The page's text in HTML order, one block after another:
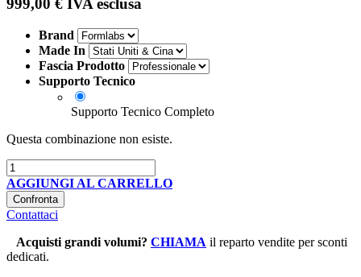
999,00 € IVA esclusa
Brand
Made In
Fascia Prodotto
Supporto Tecnico
Supporto Tecnico Completo
Questa combinazione non esiste.
AGGIUNGI AL CARRELLO
Confronta
Contattaci
Acquisti grandi volumi? CHIAMA il reparto vendite per sconti
dedicati.